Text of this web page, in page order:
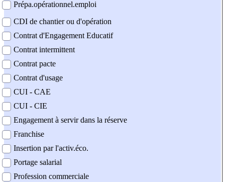
Prépa.opérationnel.emploi
CDI de chantier ou d'opération
Contrat d'Engagement Educatif
Contrat intermittent
Contrat pacte
Contrat d'usage
CUI - CAE
CUI - CIE
Engagement à servir dans la réserve
Franchise
Insertion par l'activ.éco.
Portage salarial
Profession commerciale